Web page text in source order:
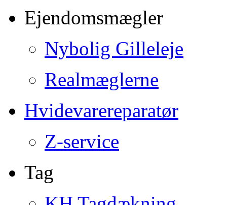
Ejendomsmægler
Nybolig Gilleleje
Realmæglerne
Hvidevarereparatør
Z-service
Tag